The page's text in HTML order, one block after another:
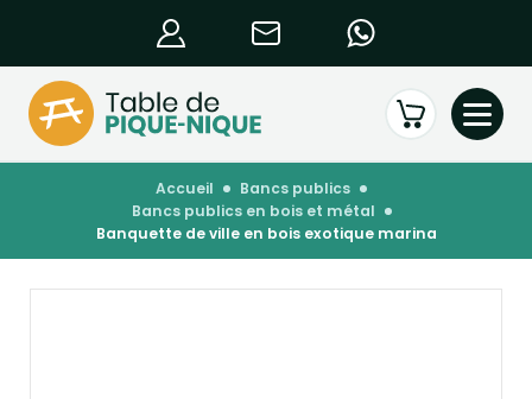
accueil
bancs publics
bancs publics en bois et métal
banquette de ville en bois exotique marina